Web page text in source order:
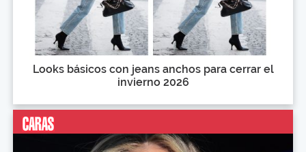
Looks básicos con jeans anchos para cerrar el
invierno 2026